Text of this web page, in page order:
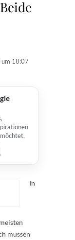
18:07
In
müssen